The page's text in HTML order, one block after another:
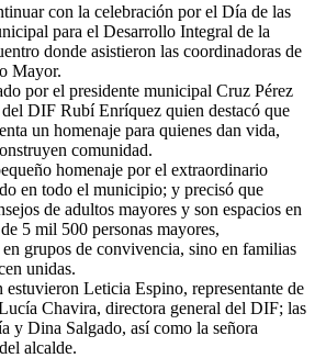
con la celebración por el Día de las
para el Desarrollo Integral de la
donde asistieron las coordinadoras de
Mayor.
por el presidente municipal Cruz Pérez
DIF Rubí Enríquez quien destacó que
un homenaje para quienes dan vida,
comunidad.
homenaje por el extraordinario
en todo el municipio; y precisó que
de adultos mayores y son espacios en
5 mil 500 personas mayores,
grupos de convivencia, sino en familias
unidas.
Leticia Espino, representante de
Chavira, directora general del DIF; las
y Dina Salgado, así como la señora
alcalde.